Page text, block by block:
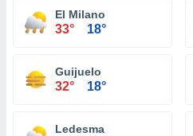
El Milano
33° 18°
Guijuelo
32° 18°
Ledesma